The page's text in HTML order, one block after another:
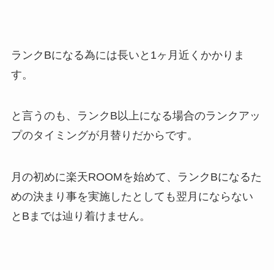
ランクBになる為には長いと1ヶ月近くかかりま
す。
と言うのも、ランクB以上になる場合のランクアッ
プのタイミングが月替りだからです。
月の初めに楽天ROOMを始めて、ランクBになるた
めの決まり事を実施したとしても翌月にならない
とBまでは辿り着けません。